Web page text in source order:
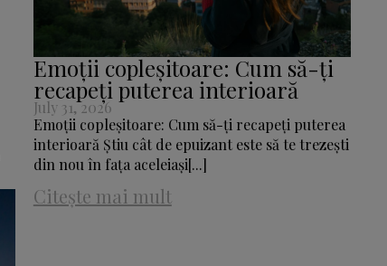
Emoții copleșitoare: Cum să-ți
recapeți puterea interioară
July 31, 2026
Emoții copleșitoare: Cum să-ți recapeți puterea
interioară Știu cât de epuizant este să te trezești
din nou în fața aceleiași[...]
Citește mai mult